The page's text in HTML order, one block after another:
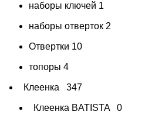
наборы ключей 1
наборы отверток 2
Отвертки 10
топоры 4
Клеенка 347
Клеенка BATISTA 0